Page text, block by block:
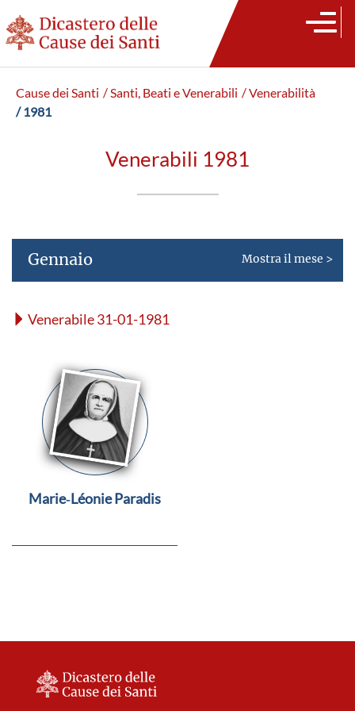
Cause dei Santi / Santi, Beati e Venerabili / Venerabilità
/ 1981
Venerabili 1981
Gennaio Mostra il mese >
Venerabile 31-01-1981
Marie‑Léonie Paradis